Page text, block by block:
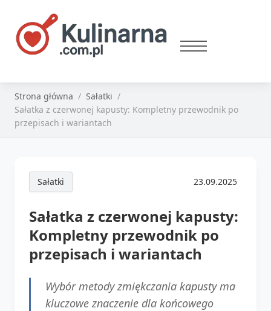
Strona główna
Sałatki
Sałatka z czerwonej kapusty: Kompletny przewodnik po
przepisach i wariantach
Sałatki 23.09.2025
Sałatka z czerwonej kapusty:
Kompletny przewodnik po
przepisach i wariantach
Wybór metody zmiękczania kapusty ma
kluczowe znaczenie dla końcowego